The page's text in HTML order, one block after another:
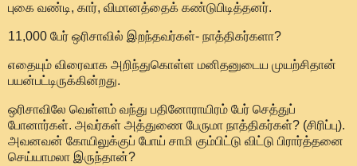
புகை வண்டி, கார், விமானத்தைக் கண்டுபிடித்தனர்.
11,000 பேர் ஒரிசாவில் இறந்தவர்கள்- நாத்திகர்களா?
எதையும் விரைவாக அறிந்துகொள்ள மனிதனுடைய முயற்சிதான்
பயன்பட்டிருக்கின்றது.
ஒரிசாவிலே வெள்ளம் வந்து பதினோராயிரம் பேர் செத்துப்
போனார்கள். அவர்கள் அத்துணை பேருமா நாத்திகர்கள்? (சிரிப்பு).
அவனவன் கோயிலுக்குப் போய் சாமி கும்பிட்டு விட்டு பிரார்த்தனை
செய்யாமலா இருந்தான்?